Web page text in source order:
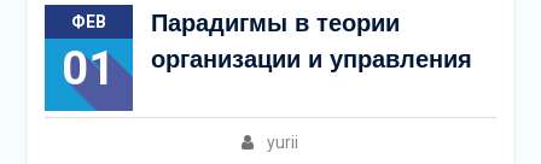
ФЕВ
01
Парадигмы в теории
организации и управления
yurii